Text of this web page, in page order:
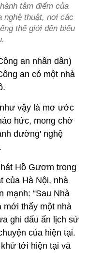
tâm điểm của
nghệ thuật, nơi các
thế giới đến biểu
an nhân dân)
an có một nhà
vậy là mơ ước
hức, mong chờ
đường' nghệ
Hồ Gươm trong
của Hà Nội, nhà
mạnh: “Sau Nhà
mới thấy một nhà
ghi dấu ấn lịch sử
của hiện tại.
tới hiện tại và